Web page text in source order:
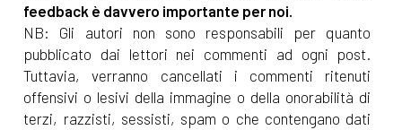
feedback è davvero importante per noi.
NB: Gli autori non sono responsabili per quanto
pubblicato dai lettori nei commenti ad ogni post.
Tuttavia, verranno cancellati i commenti ritenuti
offensivi o lesivi della immagine o della onorabilità di
terzi, razzisti, sessisti, spam o che contengano dati